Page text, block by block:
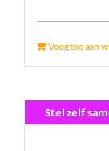
Voeg toe aan
Stel zelf